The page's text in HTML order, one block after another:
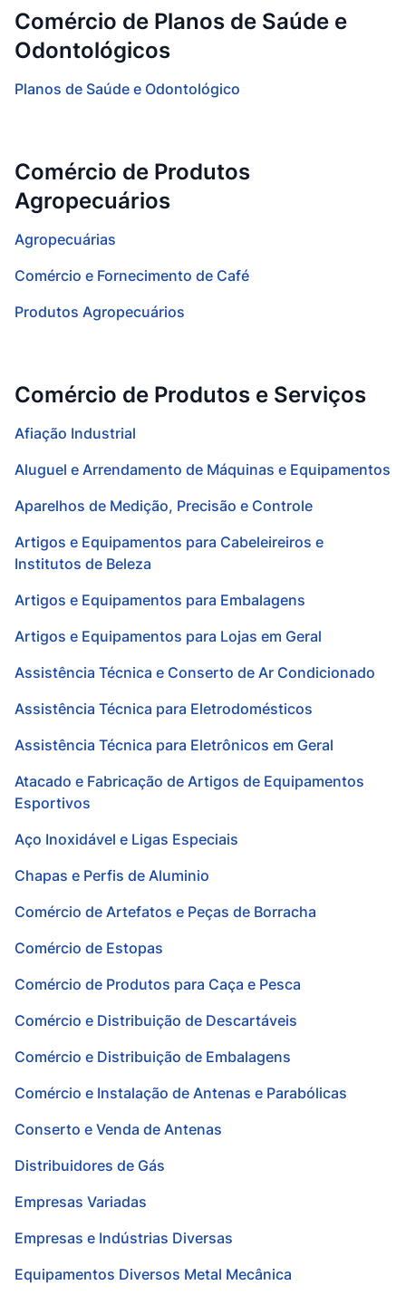
Comércio de Planos de Saúde e
Odontológicos
Planos de Saúde e Odontológico
Comércio de Produtos
Agropecuários
Agropecuárias
Comércio e Fornecimento de Café
Produtos Agropecuários
Comércio de Produtos e Serviços
Afiação Industrial
Aluguel e Arrendamento de Máquinas e Equipamentos
Aparelhos de Medição, Precisão e Controle
Artigos e Equipamentos para Cabeleireiros e
Institutos de Beleza
Artigos e Equipamentos para Embalagens
Artigos e Equipamentos para Lojas em Geral
Assistência Técnica e Conserto de Ar Condicionado
Assistência Técnica para Eletrodomésticos
Assistência Técnica para Eletrônicos em Geral
Atacado e Fabricação de Artigos de Equipamentos
Esportivos
Aço Inoxidável e Ligas Especiais
Chapas e Perfis de Aluminio
Comércio de Artefatos e Peças de Borracha
Comércio de Estopas
Comércio de Produtos para Caça e Pesca
Comércio e Distribuição de Descartáveis
Comércio e Distribuição de Embalagens
Comércio e Instalação de Antenas e Parabólicas
Conserto e Venda de Antenas
Distribuidores de Gás
Empresas Variadas
Empresas e Indústrias Diversas
Equipamentos Diversos Metal Mecânica